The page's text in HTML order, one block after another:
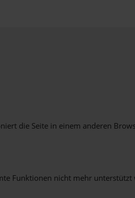
die Seite in einem anderen
Funktionen nicht mehr unterstützt